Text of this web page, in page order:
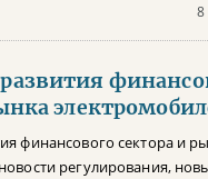
8
финансового сектора и
регулирования,